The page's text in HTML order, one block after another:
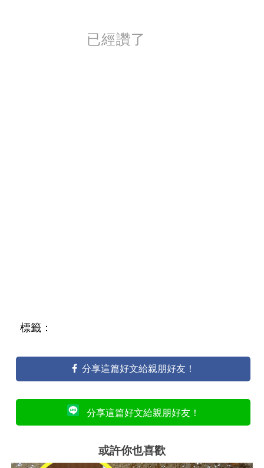
已經讚了
標籤：
分享這篇好文給親朋好友！
分享這篇好文給親朋好友！
或許你也喜歡